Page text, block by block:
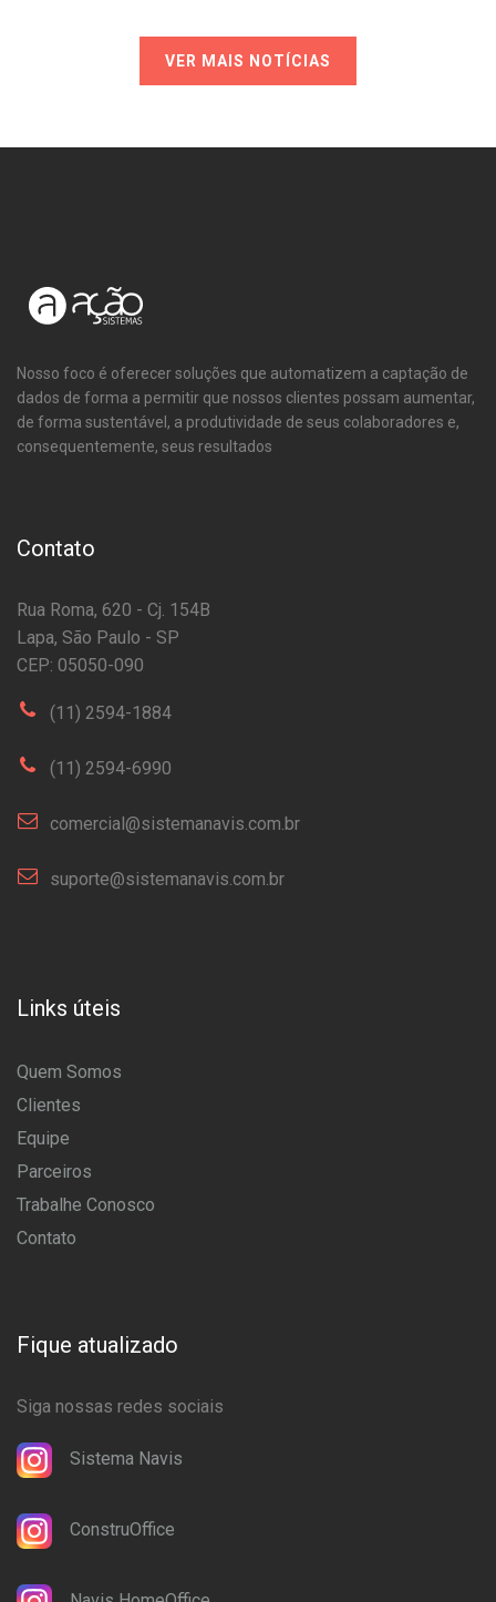
VER MAIS NOTÍCIAS
Nosso foco é oferecer soluções que automatizem a captação de
dados de forma a permitir que nossos clientes possam aumentar,
de forma sustentável, a produtividade de seus colaboradores e,
consequentemente, seus resultados
Contato
Rua Roma, 620 - Cj. 154B
Lapa, São Paulo - SP
CEP: 05050-090
(11) 2594-1884
(11) 2594-6990
comercial@sistemanavis.com.br
suporte@sistemanavis.com.br
Links úteis
Quem Somos
Clientes
Equipe
Parceiros
Trabalhe Conosco
Contato
Fique atualizado
Siga nossas redes sociais
Sistema Navis
ConstruOffice